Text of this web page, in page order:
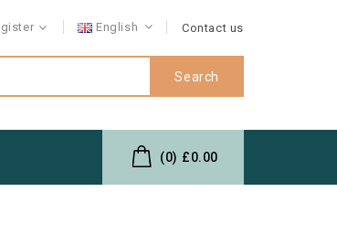
English Contact us
Search
(0) £0.00